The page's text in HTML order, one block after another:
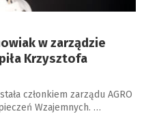
w zarządzie
Krzysztofa
członkiem zarządu AGRO
Wzajemnych. …